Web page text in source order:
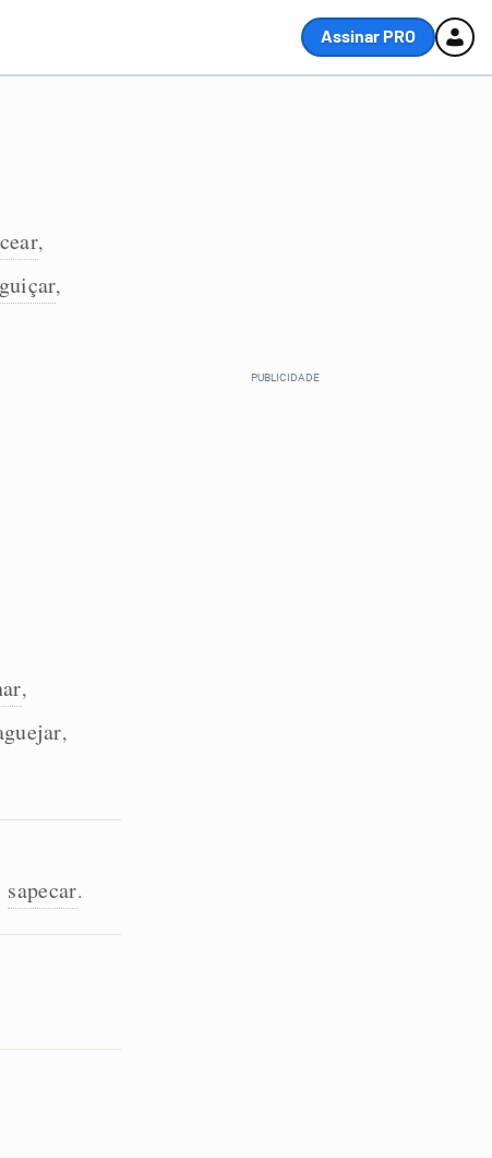
Assinar PRO
,
,
,
,
sapecar.